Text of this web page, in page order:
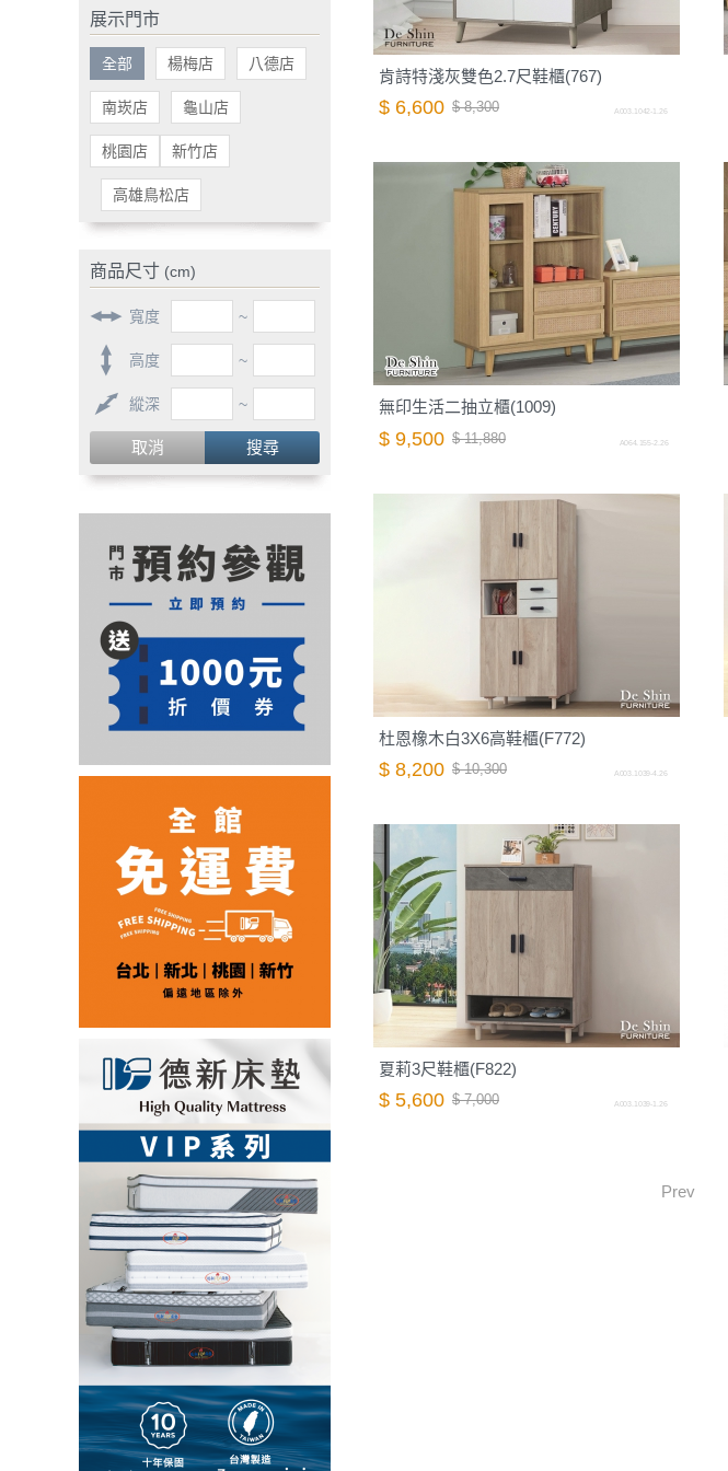
展示門市
全部 楊梅店 八德店
南崁店 龜山店
桃園店 新竹店
高雄鳥松店
商品尺寸 (cm)
寬度 ~
高度 ~
縱深 ~
取消 搜尋
肯詩特淺灰雙色2.7尺鞋櫃(767)
$ 6,600 $ 8,300 A003.1042-1.26
無印生活二抽立櫃(1009)
$ 9,500 $ 11,880 A064.155-2.26
杜恩橡木白3X6高鞋櫃(F772)
$ 8,200 $ 10,300 A003.1039-4.26
夏莉3尺鞋櫃(F822)
$ 5,600 $ 7,000 A003.1039-1.26
Prev